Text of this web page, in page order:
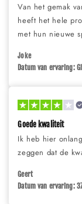
Van het gemak
heeft het hele
met hun nieuwe
Joke
Datum van ervaring:
Goede kwaliteit
Ik heb hier
zeggen dat de
Geert
Datum van ervaring: